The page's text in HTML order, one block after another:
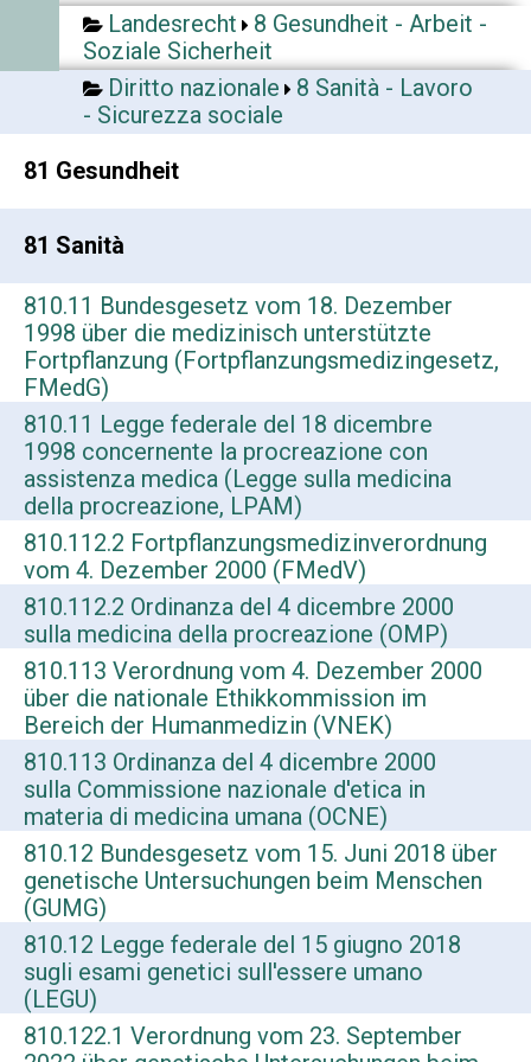
Landesrecht
8 Gesundheit - Arbeit -
Soziale Sicherheit
Diritto nazionale
8 Sanità - Lavoro
- Sicurezza sociale
81 Gesundheit
81 Sanità
810.11 Bundesgesetz vom 18. Dezember
1998 über die medizinisch unterstützte
Fortpflanzung (Fortpflanzungsmedizingesetz,
FMedG)
810.11 Legge federale del 18 dicembre
1998 concernente la procreazione con
assistenza medica (Legge sulla medicina
della procreazione, LPAM)
810.112.2 Fortpflanzungsmedizinverordnung
vom 4. Dezember 2000 (FMedV)
810.112.2 Ordinanza del 4 dicembre 2000
sulla medicina della procreazione (OMP)
810.113 Verordnung vom 4. Dezember 2000
über die nationale Ethikkommission im
Bereich der Humanmedizin (VNEK)
810.113 Ordinanza del 4 dicembre 2000
sulla Commissione nazionale d'etica in
materia di medicina umana (OCNE)
810.12 Bundesgesetz vom 15. Juni 2018 über
genetische Untersuchungen beim Menschen
(GUMG)
810.12 Legge federale del 15 giugno 2018
sugli esami genetici sull'essere umano
(LEGU)
810.122.1 Verordnung vom 23. September